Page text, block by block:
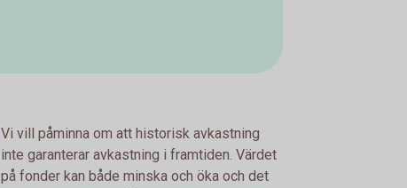
Vi vill påminna om att historisk avkastning
inte garanterar avkastning i framtiden. Värdet
på fonder kan både minska och öka och det